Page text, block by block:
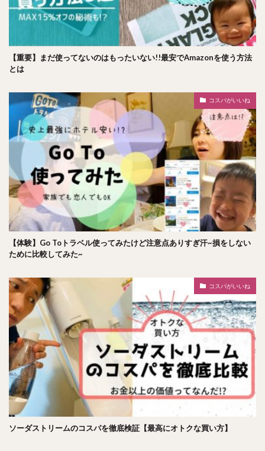
【重要】まだ使ってないのはもったいない!!最安でAmazonを使う方法
とは
コスパがいいね
【体験】Go Toトラベル使ってみたけど注意点ありすぎ汗~損をしない
ために比較してみた~
コスパがいいね
ソーダストリームのコスパを徹底検証【最高にオトクな買い方】